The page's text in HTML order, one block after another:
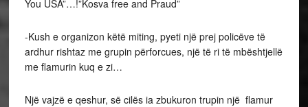
You USA”…!”Kosva free and Praud”
-Kush e organizon këtë miting, pyeti një prej policëve të
ardhur rishtaz me grupin përforcues, një të ri të mbështjellë
me flamurin kuq e zi…
Një vajzë e qeshur, së cilës ia zbukuron trupin një flamur